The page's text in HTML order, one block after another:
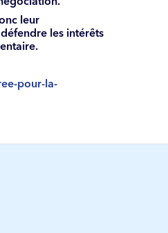
leur
les intérêts
pour-la-